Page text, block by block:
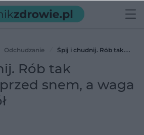
Odchudzanie
Śpij i chudnij. Rób tak
poleci w dół
Rób tak
snem, a waga